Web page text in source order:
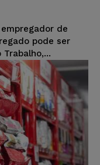
de
pode ser